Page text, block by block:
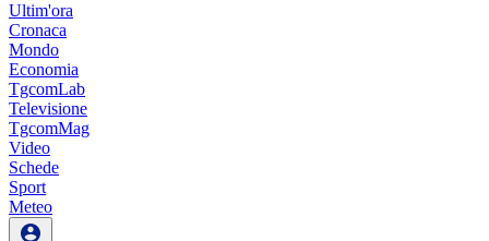
Ultim'ora
Cronaca
Mondo
Economia
TgcomLab
Televisione
TgcomMag
Video
Schede
Sport
Meteo